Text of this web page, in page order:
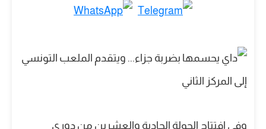
وفي افتتاح الجولة الحادية والعشرين من دوري